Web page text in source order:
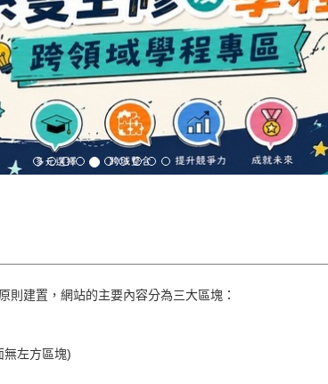
則建置，網站的主要內容分為三大區塊：
無左方區塊)